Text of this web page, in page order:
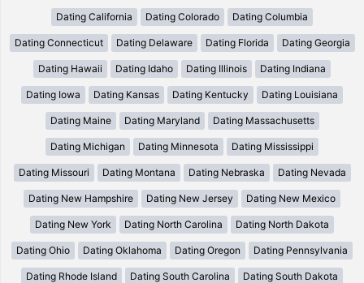
Dating California Dating Colorado Dating Columbia
Dating Connecticut Dating Delaware Dating Florida Dating Georgia
Dating Hawaii Dating Idaho Dating Illinois Dating Indiana
Dating Iowa Dating Kansas Dating Kentucky Dating Louisiana
Dating Maine Dating Maryland Dating Massachusetts
Dating Michigan Dating Minnesota Dating Mississippi
Dating Missouri Dating Montana Dating Nebraska Dating Nevada
Dating New Hampshire Dating New Jersey Dating New Mexico
Dating New York Dating North Carolina Dating North Dakota
Dating Ohio Dating Oklahoma Dating Oregon Dating Pennsylvania
Dating Rhode Island Dating South Carolina Dating South Dakota